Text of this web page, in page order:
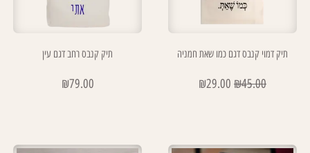
תיק דמוי קנבס דגם כמו שאת חמניה
₪45.00
₪29.00
תיק קנבס רחב דגם עין
₪79.00